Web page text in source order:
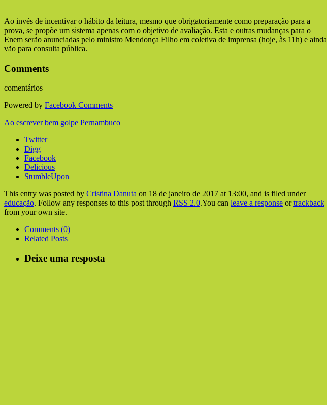
Ao invés de incentivar o hábito da leitura, mesmo que obrigatoriamente como preparação para a
prova, se propõe um sistema apenas com o objetivo de avaliação. Esta e outras mudanças para o
Enem serão anunciadas pelo ministro Mendonça Filho em coletiva de imprensa (hoje, às 11h) e ainda
vão para consulta pública.
Comments
comentários
Powered by Facebook Comments
Ao escrever bem golpe Pernambuco
Twitter
Digg
Facebook
Delicious
StumbleUpon
This entry was posted by Cristina Danuta on 18 de janeiro de 2017 at 13:00, and is filed under
educação. Follow any responses to this post through RSS 2.0.You can leave a response ortrackback
from your own site.
Comments (0)
Related Posts
Deixe uma resposta